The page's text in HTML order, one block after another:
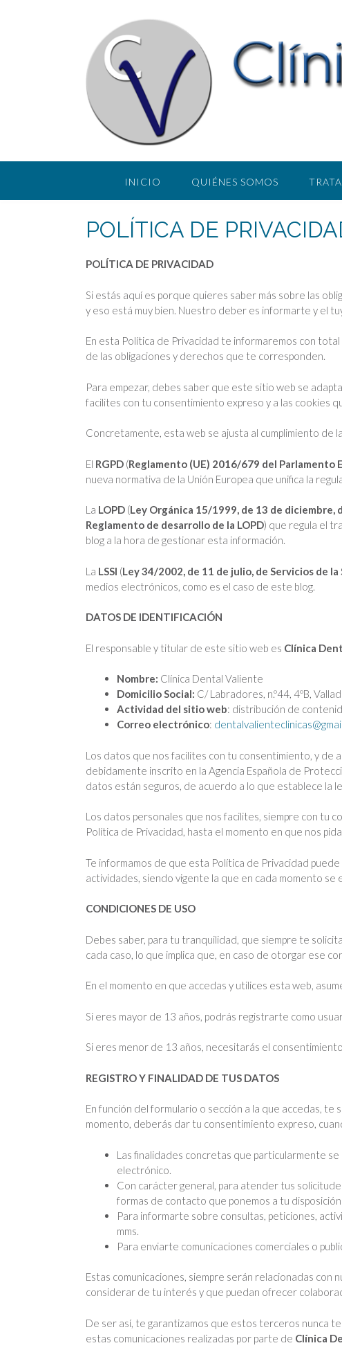
INICIO QUIÉNES SOMOS
POLÍTICA DE
POLÍTICA DE PRIVACIDAD
Si estás aquí es porque quieres saber más sobre las
y eso está muy bien. Nuestro deber es informarte y el
En esta Política de Privacidad te informaremos con
de las obligaciones y derechos que te corresponden.
Para empezar, debes saber que este sitio web se
facilites con tu consentimiento expreso y a las cookies
Concretamente, esta web se ajusta al cumplimiento de
El RGPD (Reglamento (UE) 2016/679 del Parlamento
nueva normativa de la Unión Europea que unifica la
La LOPD (Ley Orgánica 15/1999, de 13 de
Reglamento de desarrollo de la LOPD) que regula el
blog a la hora de gestionar esta información.
La LSSI (Ley 34/2002, de 11 de julio, de Servicios de
medios electrónicos, como es el caso de este blog.
DATOS DE IDENTIFICACIÓN
El responsable y titular de este sitio web es Clínica
Nombre: Clínica Dental Valiente
Domicilio Social: C/ Labradores, n.º44, 4ºB,
Actividad del sitio web: distribución de
Correo electrónico:
Los datos que nos facilites con tu consentimiento, y de
debidamente inscrito en la Agencia Española de
datos están seguros, de acuerdo a lo que establece la
Los datos personales que nos facilites, siempre con tu
Política de Privacidad, hasta el momento en que nos
Te informamos de que esta Política de Privacidad
actividades, siendo vigente la que en cada momento se
CONDICIONES DE USO
Debes saber, para tu tranquilidad, que siempre te
cada caso, lo que implica que, en caso de otorgar ese
En el momento en que accedas y utilices esta web,
Si eres mayor de 13 años, podrás registrarte como
Si eres menor de 13 años, necesitarás el
REGISTRO Y FINALIDAD DE TUS DATOS
En función del formulario o sección a la que accedas,
momento, deberás dar tu consentimiento expreso,
Las finalidades concretas que particularmente
electrónico.
Con carácter general, para atender tus
formas de contacto que ponemos a tu disposición
Para informarte sobre consultas, peticiones,
mms.
Para enviarte comunicaciones comerciales o
Estas comunicaciones, siempre serán relacionadas
considerar de tu interés y que puedan ofrecer
De ser así, te garantizamos que estos terceros nunca
estas comunicaciones realizadas por parte de Clínica